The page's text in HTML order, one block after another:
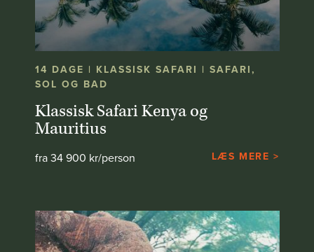
14 DAGE | KLASSISK SAFARI | SAFARI,
SOL OG BAD
Klassisk Safari Kenya og
Mauritius
fra 34 900 kr/person LÆS MERE >